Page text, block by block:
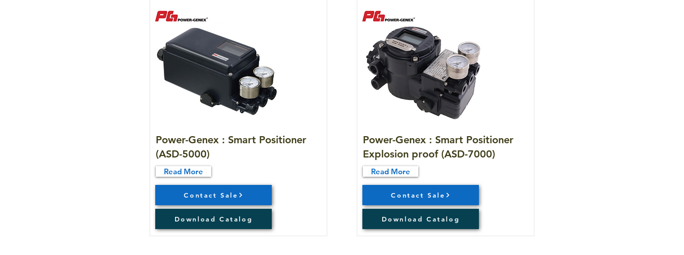
Power-Genex : Smart Positioner
(ASD-5000)
Read More
Contact Sale
Download Catalog
Power-Genex : Smart Positioner
Explosion proof (ASD-7000)
Read More
Contact Sale
Download Catalog